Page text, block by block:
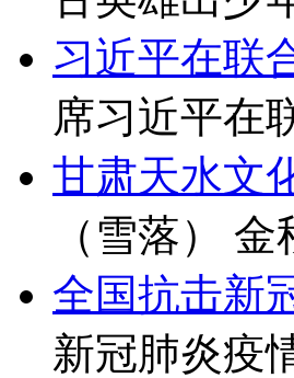
习近平在联
席习近平在
甘肃天水文
（雪落）
全国抗击新
新冠肺炎疫